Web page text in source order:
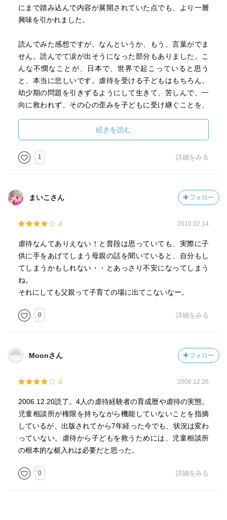
にまで踏み込んで内容が展開されていた点でも、より一層
興味を引かれました。
読んでみた感想ですが、なんというか、もう、言葉がでま
せん。読んでて涙が出そうになった部分もありました。こ
んな不憫なことが、日本で、世界で起こっていると思う
と、本当に悲しいです。虐待を受ける子どもはもちろん、
幼少期の問題を引きずるようにして生きて、苦しんで、一
向に救われず、その心の歪みを子どもに受け継ぐことを、
思うと、どうしようもなく虚しくなります。
虐待というものをどこか遠い存在に感じていましたが、大
なり小なりどんな家庭でも起こり得るもので、誰しもこの
無いなんてことは恐らくなく、誰にでも在っておかしくな
いものと思います。虐待という大きな歪みとなって現れる
り、声を荒らげてしまったり、ということはあるのではな
いでしょうか。この心の小さな歪みを、自分の子ども等に
は絶対に引き継がせてはならないと固く心に誓いました。
も等、そして親等がいると思います。その方々に私が何か
代が課せられた使命なのではないかと思います。
けにフォーカスし、問題を矮小化させ、親に罰を与えるこ
とばかりに熱を上げていますが、わたしたちが虐待の問題
ちを持てない限り、何も前に進めないと思います。
この本が出版されたのは1999年ですが、それから四半世紀
ほど経った今2025年になっても、この本の内容は古臭いと
いう風には感じられず、状況は変わっていない様に思いま
す。
どうか少しずつでも、これからの世界が変わっていってく
れることを願います。
続きを読む
1 詳細をみる
まいこさん フォロー
4 2010.02.14
虐待なんてありえない！と普段は思っていても、実際に子
供に手をあげてしまう母親の話を聞いていると、自分もし
てしまうかもしれない・・とあっさり不安になってしまう
ね。
それにしても父親って子育ての場に出てこないなー。
0 詳細をみる
Moonさん フォロー
4 2006.12.26
2006.12.20読了。4人の虐待経験者の育成暦や虐待の実態。
児童相談所が権限を持ちながら機能していないことを指摘
しているが、出版されてから7年経った今でも、状況は変わ
っていない。虐待から子どもを救うためには、児童相談所
の根本的な梃入れは必要だと思った。
0 詳細をみる